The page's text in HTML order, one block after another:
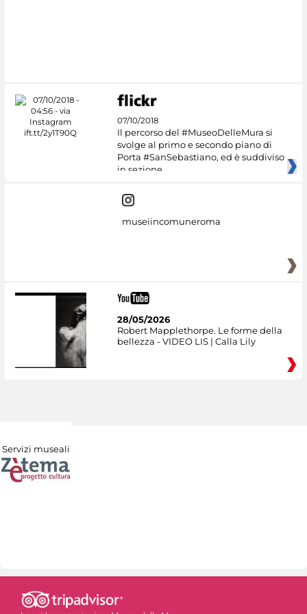
07/10/2018
Il percorso del #MuseoDelleMura si
svolge al primo e secondo piano di
Porta #SanSebastiano, ed è suddiviso
in sezione
museiincomuneroma
28/05/2026
Robert Mapplethorpe. Le forme della
bellezza - VIDEO LIS | Calla Lily
Servizi museali